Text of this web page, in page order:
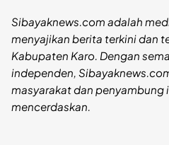
Sibayaknews.com adalah
menyajikan berita terkini dan
Kabupaten Karo. Dengan
independen,
masyarakat dan penyambung
mencerdaskan.